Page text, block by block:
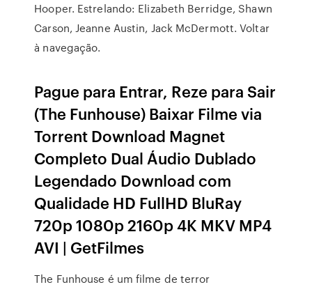
Hooper. Estrelando: Elizabeth Berridge, Shawn
Carson, Jeanne Austin, Jack McDermott. Voltar
à navegação.
Pague para Entrar, Reze para Sair
(The Funhouse) Baixar Filme via
Torrent Download Magnet
Completo Dual Áudio Dublado
Legendado Download com
Qualidade HD FullHD BluRay
720p 1080p 2160p 4K MKV MP4
AVI | GetFilmes
The Funhouse é um filme de terror